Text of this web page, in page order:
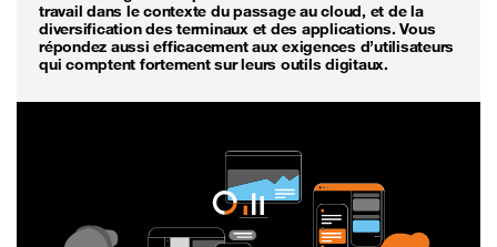
travail dans le contexte du passage au cloud, et de la
diversification des terminaux et des applications. Vous
répondez aussi efficacement aux exigences d’utilisateurs
qui comptent fortement sur leurs outils digitaux.